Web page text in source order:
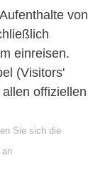
von
einreisen.
(Visitors'
offiziellen
Sie sich die
an